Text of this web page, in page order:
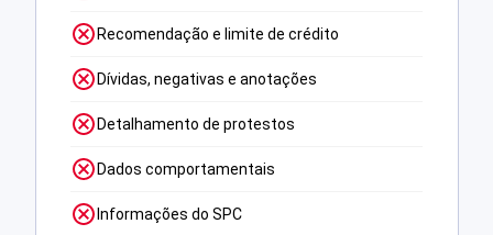
Recomendação e limite de crédito
Dívidas, negativas e anotações
Detalhamento de protestos
Dados comportamentais
Informações do SPC